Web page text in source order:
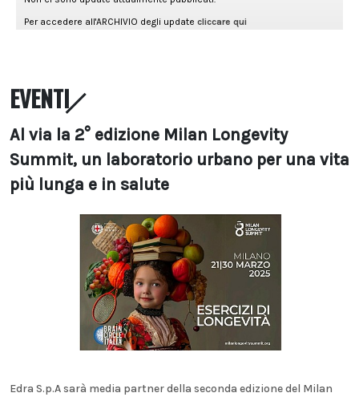
EVENTI
Al via la 2° edizione Milan Longevity
Summit, un laboratorio urbano per una vita
più lunga e in salute
Edra S.p.A sarà media partner della seconda edizione del Milan